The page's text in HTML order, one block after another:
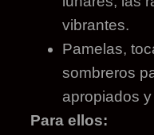
vibrantes.
Pamelas,
sombreros
apropiados
Para ellos: